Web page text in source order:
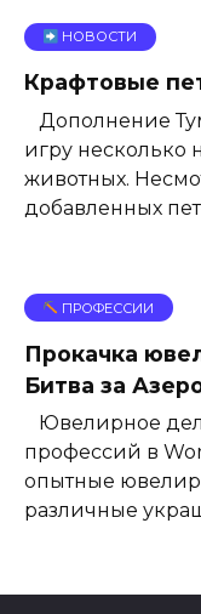
НОВОСТИ
Крафтовые
Дополнение
игру несколько
животных.
добавленных
ПРОФЕССИИ
Прокачка
Битва за
Ювелирное
профессий в
опытные
различные